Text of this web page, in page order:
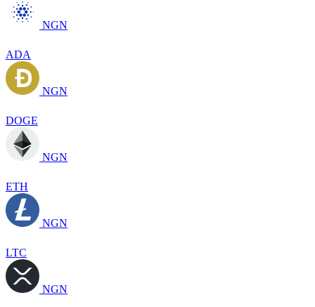
NGN
ADA
NGN
DOGE
NGN
ETH
NGN
LTC
NGN